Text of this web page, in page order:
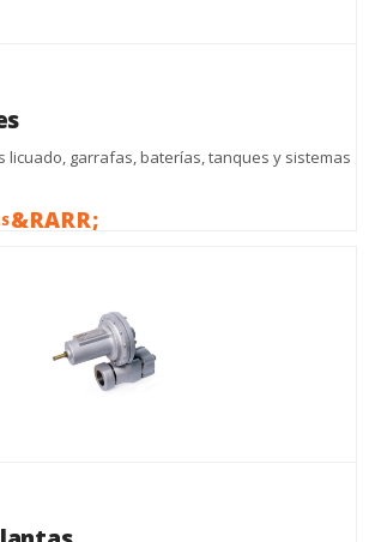
licuado, garrafas, baterías, tanques y sistemas